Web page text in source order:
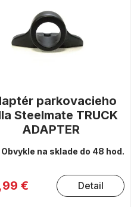
parkovacieho
Steelmate TRUCK
ADAPTER
Obvykle na sklade do 48 hod.
€ Detail